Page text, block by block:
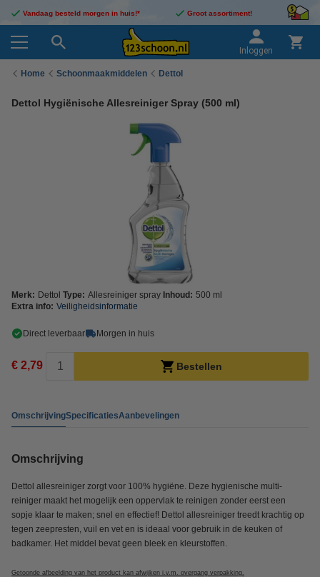
Vandaag besteld morgen in huis!* Groot assortiment!
Inloggen
Home Schoonmaakmiddelen Dettol
Dettol Hygiënische Allesreiniger Spray (500 ml)
Merk: Dettol Type: Allesreiniger spray Inhoud: 500 ml
Extra info: Veiligheidsinformatie
Direct leverbaar Morgen in huis
€ 2,79 Bestellen
OmschrijvingSpecificatiesAanbevelingen
Omschrijving
Dettol allesreiniger zorgt voor 100% hygiëne. Deze hygienische multi-
reiniger maakt het mogelijk een oppervlak te reinigen zonder eerst een
sopje klaar te maken; snel en effectief! Dettol allesreiniger treedt krachtig op
tegen zeepresten, vuil en vet en is ideaal voor gebruik in de keuken of
badkamer. Het middel bevat geen bleek en kleurstoffen.
Getoonde afbeelding van het product kan afwijken i.v.m. overgang verpakking.